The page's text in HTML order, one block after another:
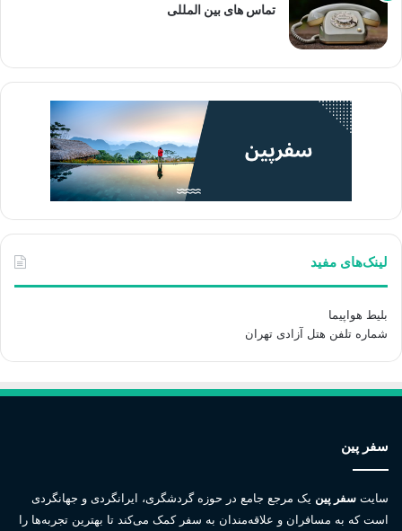
تماس های بین المللی
لینک‌های مفید
بلیط هواپیما
شماره تلفن هتل آزادی تهران
سفر پین
سایت سفر پین یک مرجع جامع در حوزه گردشگری، ایرانگردی و جهانگردی
است که به مسافران و علاقه‌مندان به سفر کمک می‌کند تا بهترین تجربه‌ها را